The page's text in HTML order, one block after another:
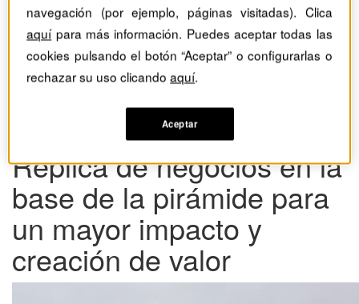
Revistas Harvard Deusto
Estrategia
Réplica de negocios en la base de la pirámide para un
mayor impacto y creación de valor
Réplica de negocios en la
base de la pirámide para
un mayor impacto y
creación de valor
navegación (por ejemplo, páginas visitadas). Clica
aquípara más información. Puedes aceptar todas las
cookies pulsando el botón “Aceptar” o configurarlas o
rechazar su uso clicandoaquí.
Aceptar